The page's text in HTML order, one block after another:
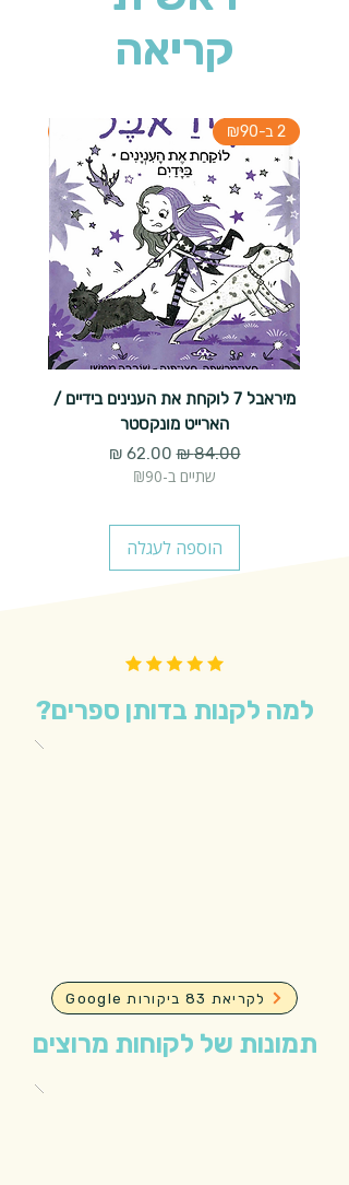
קריאה
2 ב-₪90
מיראבל 7 לוקחת את הענינים בידיים /
הארייט מונקסטר
מחיר רגיל‏84.00 ‏₪ מחיר מבצע
שתיים ב-₪90
הוספה לעגלה
למה לקנות בדותן ספרים?
Google לקריאת 83 ביקורות
תמונות של לקוחות מרוצים